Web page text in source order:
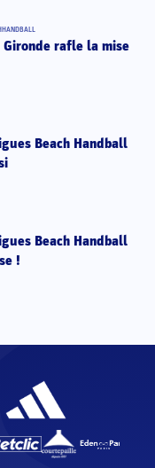
Gironde rafle la mise
Beach Handball
Beach Handball
!